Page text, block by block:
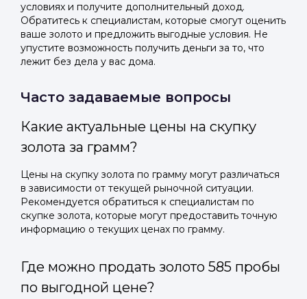
условиях и получите дополнительный доход.
Обратитесь к специалистам, которые смогут оценить
ваше золото и предложить выгодные условия. Не
упустите возможность получить деньги за то, что
лежит без дела у вас дома.
Часто задаваемые вопросы
Какие актуальные цены на скупку
золота за грамм?
Цены на скупку золота по грамму могут различаться
в зависимости от текущей рыночной ситуации.
Рекомендуется обратиться к специалистам по
скупке золота, которые могут предоставить точную
информацию о текущих ценах по грамму.
Где можно продать золото 585 пробы
по выгодной цене?